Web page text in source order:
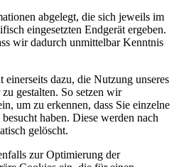
abgelegt, die sich jeweils im
eingesetzten Endgerät ergeben.
wir dadurch unmittelbar Kenntnis
dazu, die Nutzung unseres
gestalten. So setzen wir
um zu erkennen, dass Sie einzelne
haben. Diese werden nach
gelöscht.
zur Optimierung der